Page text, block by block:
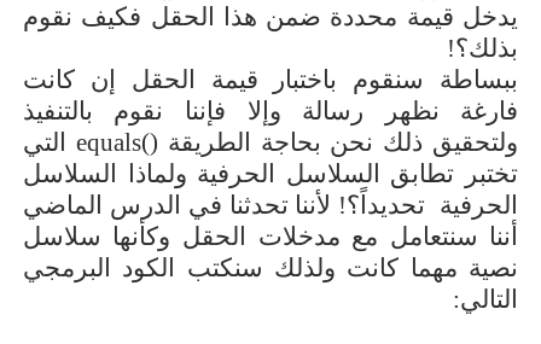
يدخل قيمة محددة ضمن هذا الحقل فكيف نقوم
بذلك؟!
ببساطة سنقوم باختبار قيمة الحقل إن كانت
فارغة نظهر رسالة وإلا فإننا نقوم بالتنفيذ
ولتحقيق ذلك نحن بحاجة الطريقة equals() التي
تختبر تطابق السلاسل الحرفية ولماذا السلاسل
الحرفية تحديداً؟! لأننا تحدثنا في الدرس الماضي
أننا سنتعامل مع مدخلات الحقل وكأنها سلاسل
نصية مهما كانت ولذلك سنكتب الكود البرمجي
التالي: